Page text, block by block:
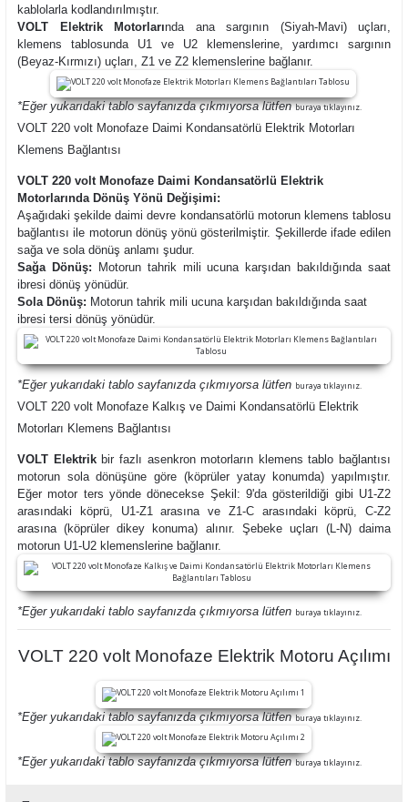
kablolarla kodlandırılmıştır.
VOLT Elektrik Motorlarında ana sargının (Siyah-Mavi) uçları,
klemens tablosunda U1 ve U2 klemenslerine, yardımcı sargının
(Beyaz-Kırmızı) uçları, Z1 ve Z2 klemenslerine bağlanır.
*Eğer yukarıdaki tablo sayfanızda çıkmıyorsa lütfenburaya tıklayınız.
VOLT 220 volt Monofaze Daimi Kondansatörlü Elektrik Motorları
Klemens Bağlantısı
VOLT 220 volt Monofaze Daimi Kondansatörlü Elektrik
Motorlarında Dönüş Yönü Değişimi:
Aşağıdaki şekilde daimi devre kondansatörlü motorun klemens tablosu
bağlantısı ile motorun dönüş yönü gösterilmiştir. Şekillerde ifade edilen
sağa ve sola dönüş anlamı şudur.
Sağa Dönüş: Motorun tahrik mili ucuna karşıdan bakıldığında saat
ibresi dönüş yönüdür.
Sola Dönüş: Motorun tahrik mili ucuna karşıdan bakıldığında saat
ibresi tersi dönüş yönüdür.
*Eğer yukarıdaki tablo sayfanızda çıkmıyorsa lütfen buraya tıklayınız.
VOLT 220 volt Monofaze Kalkış ve Daimi Kondansatörlü Elektrik
Motorları Klemens Bağlantısı
VOLT Elektrikbir fazlı asenkron motorların klemens tablo bağlantısı
motorun sola dönüşüne göre (köprüler yatay konumda) yapılmıştır.
Eğer motor ters yönde dönecekse Şekil: 9'da gösterildiği gibi U1-Z2
arasındaki köprü, U1-Z1 arasına ve Z1-C arasındaki köprü, C-Z2
arasına (köprüler dikey konuma) alınır. Şebeke uçları (L-N) daima
motorun U1-U2 klemenslerine bağlanır.
*Eğer yukarıdaki tablo sayfanızda çıkmıyorsa lütfen buraya tıklayınız.
VOLT 220 volt Monofaze Elektrik Motoru Açılımı
*Eğer yukarıdaki tablo sayfanızda çıkmıyorsa lütfenburaya tıklayınız.
*Eğer yukarıdaki tablo sayfanızda çıkmıyorsa lütfenburaya tıklayınız.